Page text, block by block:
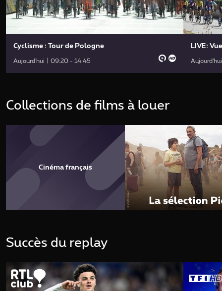
Cyclisme : Tour de Pologne
Aujourd'hui | 09:20 - 14:45
LIVE:
Collections de films à louer
Cinéma français
Succès du replay